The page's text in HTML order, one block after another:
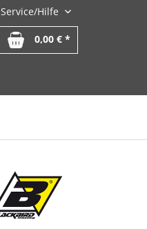
Service/Hilfe
0,00 € *